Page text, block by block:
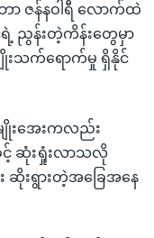
ဇန်နဝါရီ လောက်ထဲ
ညွန်းတဲ့ကိန်းတွေမှာ
းသက်ရောက်မှု ရှိနိုင်
ျိုးအေးကလည်း
င့် ဆုံးရှုံးလာသလို
းရွားတဲ့အခြေအနေ